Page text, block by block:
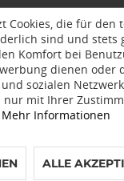
Cookies, die für den
sind und stets
Komfort bei
dienen oder
sozialen
nur mit Ihrer
Mehr Informationen
ALLE